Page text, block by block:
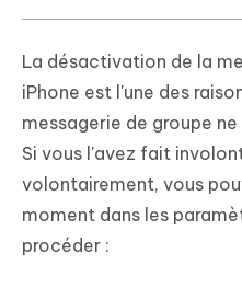
La désactivation de la
iPhone est l'une des
messagerie de groupe
Si vous l'avez fait
volontairement, vous
moment dans les
procéder :